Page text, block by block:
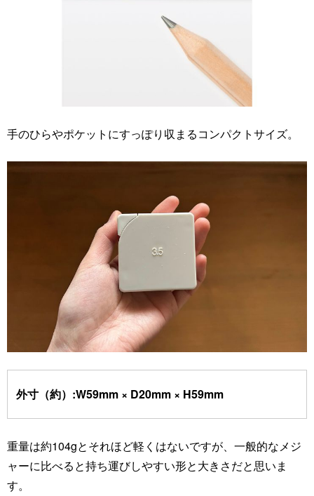
手のひらやポケットにすっぽり収まるコンパクトサイズ。
外寸（約）:W59mm × D20mm × H59mm
重量は約104gとそれほど軽くはないですが、一般的なメジ
ャーに比べると持ち運びしやすい形と大きさだと思いま
す。